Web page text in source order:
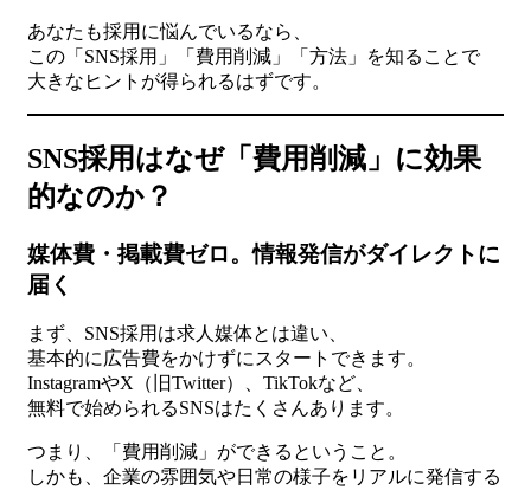
あなたも採用に悩んでいるなら、
この「SNS採用」「費用削減」「方法」を知ることで
大きなヒントが得られるはずです。
SNS採用はなぜ「費用削減」に効果
的なのか？
媒体費・掲載費ゼロ。情報発信がダイレクトに
届く
まず、SNS採用は求人媒体とは違い、
基本的に広告費をかけずにスタートできます。
InstagramやX（旧Twitter）、TikTokなど、
無料で始められるSNSはたくさんあります。
つまり、「費用削減」ができるということ。
しかも、企業の雰囲気や日常の様子をリアルに発信する